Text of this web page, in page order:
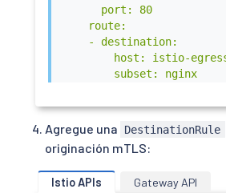
      port: 80
    route:
    - destination:
host: istio-
        subset: nginx
          number: 443
  - match:
    - gateways:
- istio-
      port: 443
Agregue una DestinationRule
originación mTLS:
Istio APIs Gateway API